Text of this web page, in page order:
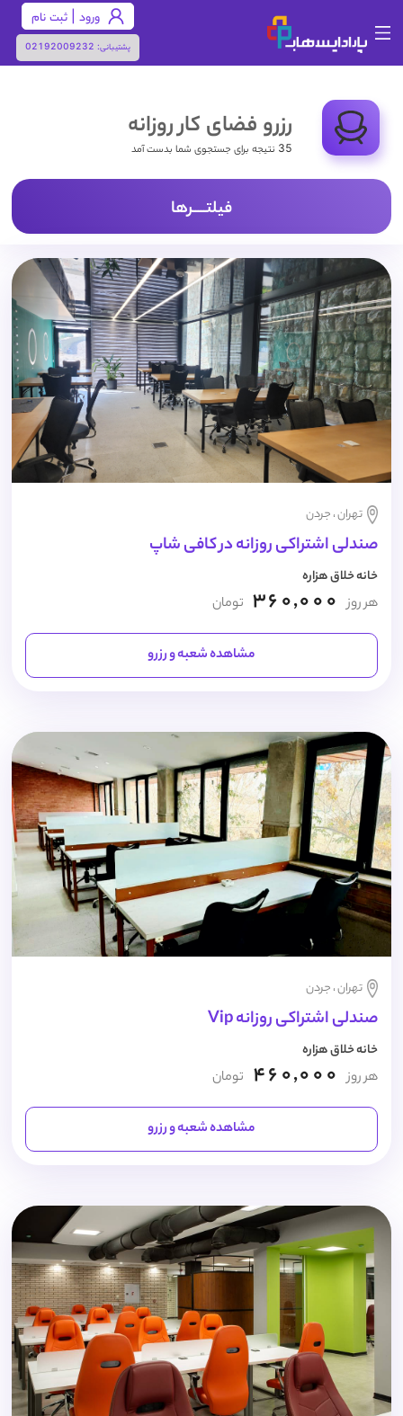
پشتیبانی: 02192009232
ورود | ثبت نام
رزرو فضای کار روزانه
35 نتیجه برای جستجوی شما بدست آمد
فیلتـــــرها
تهران ، جردن
صندلی اشتراکی روزانه در کافی شاپ
خانه خلاق هزاره
هر روز 360,000 تومان
مشاهده شعبه و رزرو
تهران ، جردن
صندلی اشتراکی روزانه Vip
خانه خلاق هزاره
هر روز 460,000 تومان
مشاهده شعبه و رزرو